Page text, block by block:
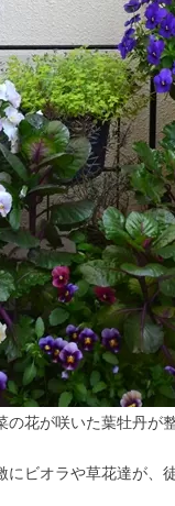
の花が咲いた葉牡丹が
にビオラや草花達が、